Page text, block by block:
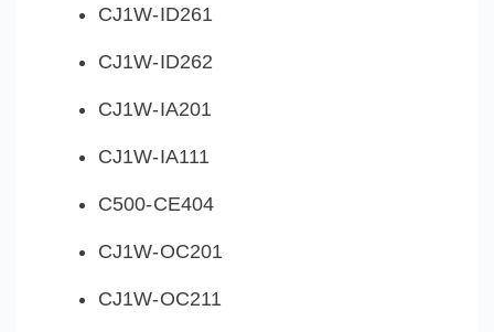
CJ1W-ID261
CJ1W-ID262
CJ1W-IA201
CJ1W-IA111
C500-CE404
CJ1W-OC201
CJ1W-OC211